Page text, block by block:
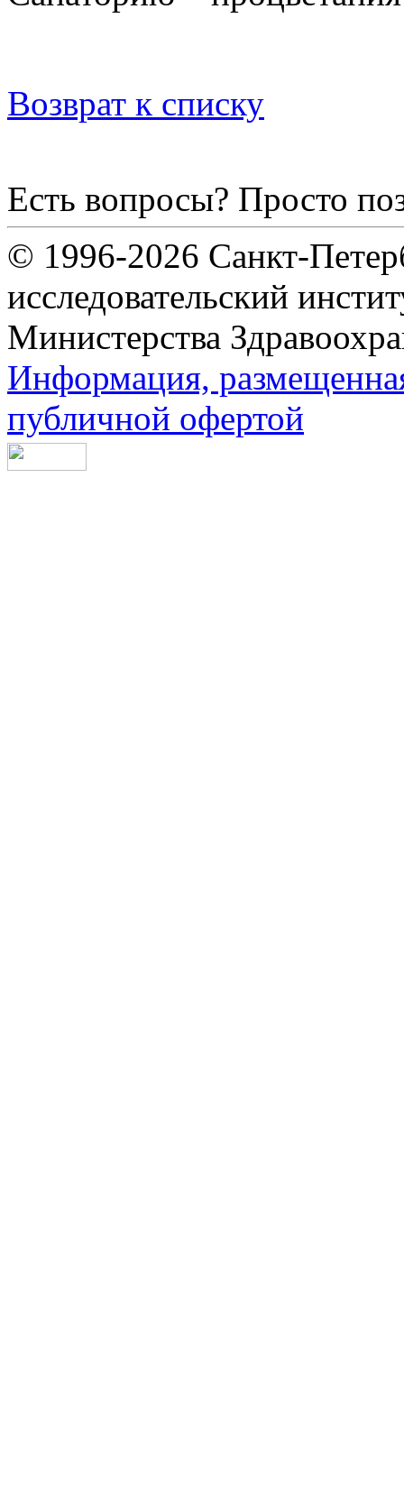
Возврат к списку
Есть вопросы? Просто
© 1996-2026 Санкт-
исследовательский
Министерства
Информация,
публичной офертой